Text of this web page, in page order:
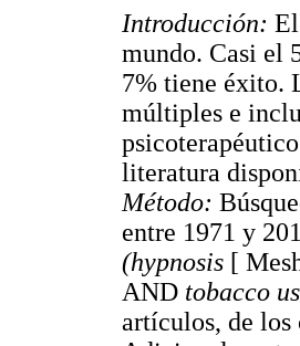
Introducción:
mundo. Casi el
7% tiene éxito.
múltiples e
literatura
Método:
entre 1971 y
(hypnosis [
AND tobacco
artículos, de los